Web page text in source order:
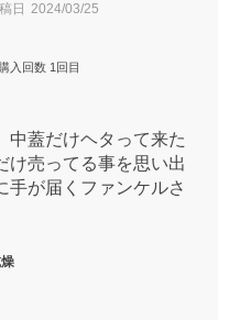
日 2024/03/25
入回数 1回目
中蓋だけヘタって来た
売ってる事を思い出
手が届くファンケルさ